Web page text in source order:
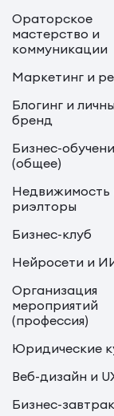
Ораторское
мастерство и
коммуникации
Маркетинг и
Блогинг и
бренд
Бизнес-
(общее)
Недвижимость
риэлторы
Бизнес-клуб
Нейросети и
Организация
мероприятий
(профессия)
Юридические
Веб-дизайн и
Бизнес-